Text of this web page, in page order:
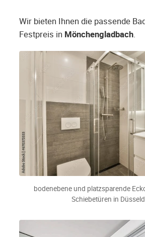
Wir bieten Ihnen die passende
Festpreis in Mönchengladbach.
bodenebene und platzsparende
Schiebetüren in